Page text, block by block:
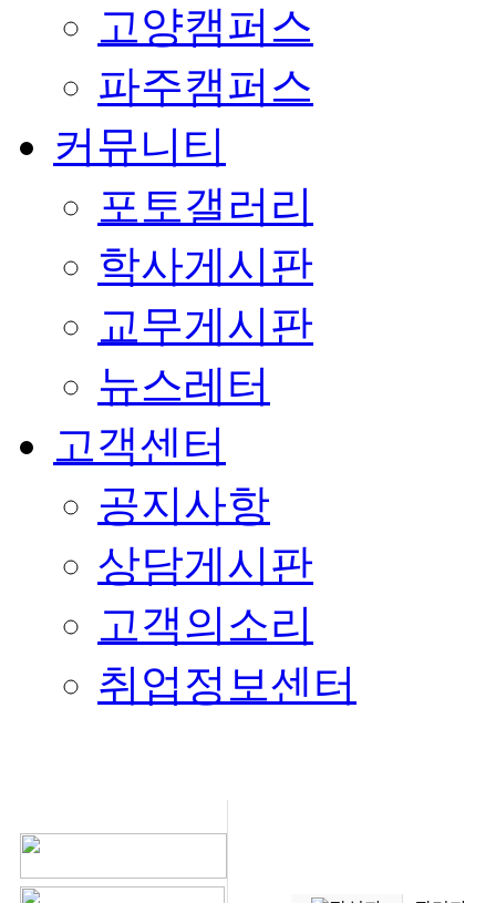
고양캠퍼스
파주캠퍼스
커뮤니티
포토갤러리
학사게시판
교무게시판
뉴스레터
고객센터
공지사항
상담게시판
고객의소리
취업정보센터